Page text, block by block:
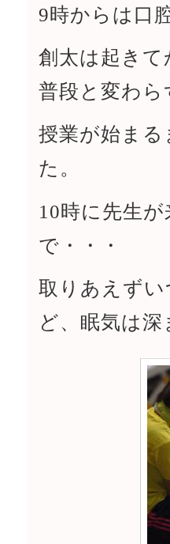
9時からは口
創太は起き
普段と変わ
授業が始ま
た。
10時に先生
で・・・
取りあえず
ど、眠気は